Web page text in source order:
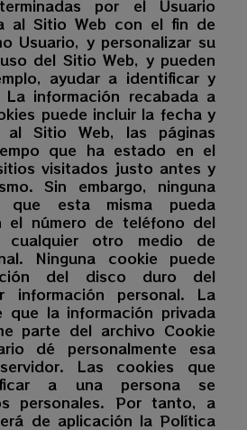
por el Usuario
al Sitio Web con el fin de
Usuario, y personalizar su
del Sitio Web, y pueden
ayudar a identificar y
La información recabada a
puede incluir la fecha y
Sitio Web, las páginas
que ha estado en el
visitados justo antes y
Sin embargo, ninguna
que esta misma pueda
el número de teléfono del
otro medio de
Ninguna cookie puede
del disco duro del
información personal. La
que la información privada
parte del archivo Cookie
dé personalmente esa
Las cookies que
a una persona se
personales. Por tanto, a
de aplicación la Política